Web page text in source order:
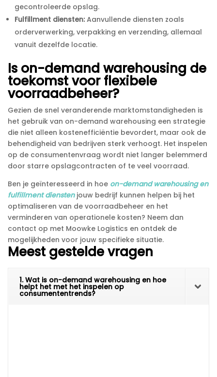
gecontroleerde opslag.​
Fulfillment diensten:Aanvullende diensten zoals
orderverwerking, verpakking en verzending, allemaal
vanuit dezelfde locatie.​
Is on-demand warehousing de
toekomst voor flexibele
voorraadbeheer?
Gezien de snel veranderende marktomstandigheden is
het gebruik van on-demand warehousing een strategie
die niet alleen kostenefficiëntie bevordert, maar ook de
behendigheid van bedrijven sterk verhoogt.​ Het inspelen
op de consumentenvraag wordt niet langer belemmerd
door starre opslagcontracten of te veel voorraad.​
Ben je geïnteresseerd in hoe on-demand warehousing en
fulfillment dienstenjouw bedrijf kunnen helpen bij het
optimaliseren van de voorraadbeheer en het
verminderen van operationele kosten? Neem dan
contact op met Moowke Logistics en ontdek de
mogelijkheden voor jouw specifieke situatie.​
Meest gestelde vragen
1. Wat is on-demand warehousing en hoe
helpt het met het inspelen op
consumententrends?